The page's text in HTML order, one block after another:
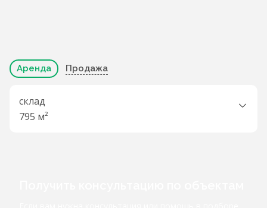
Аренда Продажа
склад
795 м²